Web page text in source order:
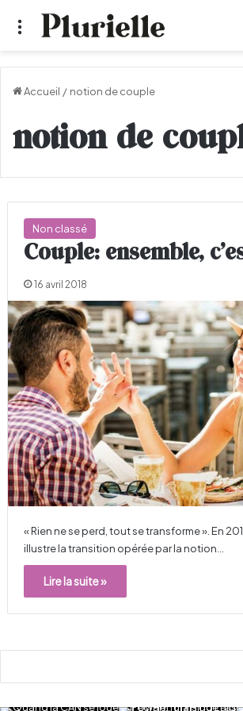
Menu
Accueil / notion de couple
notion de
Non classé
Couple: ensemble,
16 avril 2018
« Rien ne se perd, tout se transforme ». En
illustre la transition opérée par la notion…
Lire la suite »